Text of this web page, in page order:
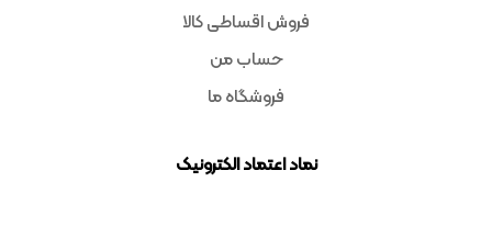
فروش اقساطی کالا
حساب من
فروشگاه ما
نماد اعتماد الکترونیک